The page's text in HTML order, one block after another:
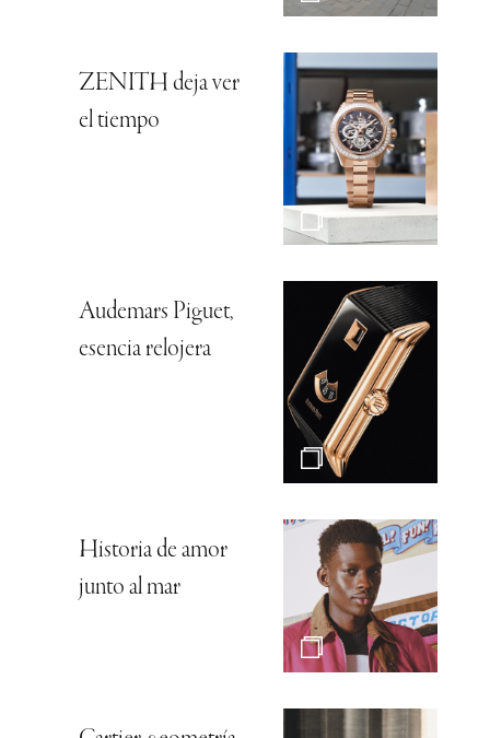
ZENITH deja ver
el tiempo
Audemars Piguet,
esencia relojera
Historia de amor
junto al mar